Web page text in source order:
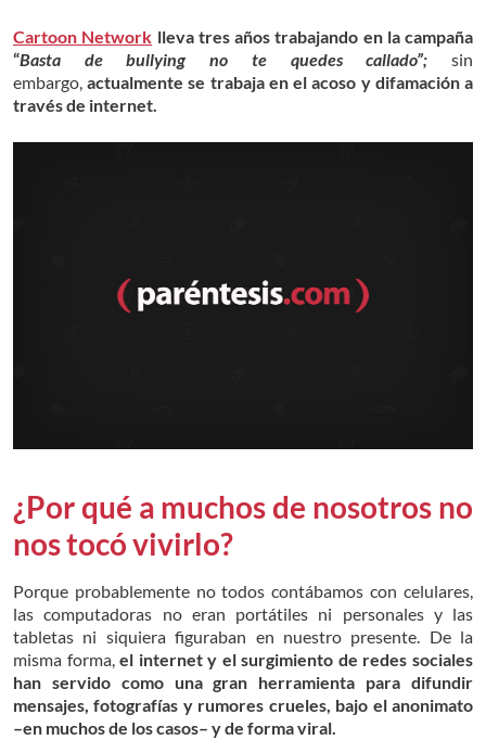
Cartoon Network lleva tres años trabajando en la campaña
“Basta de bullying no te quedes callado”; sin
embargo,actualmente se trabaja en el acoso y difamación a
través de internet.
¿Por qué a muchos de nosotros no
nos tocó vivirlo?
Porque probablemente no todos contábamos con celulares,
las computadoras no eran portátiles ni personales y las
tabletas ni siquiera figuraban en nuestro presente. De la
misma forma,el internet y el surgimiento de redes sociales
han servido como una gran herramienta para difundir
mensajes, fotografías y rumores crueles, bajo el anonimato
–en muchos de los casos– y de forma viral.